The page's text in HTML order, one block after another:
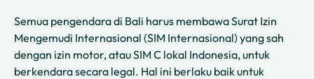
Semua pengendara di Bali harus membawa Surat Izin
Mengemudi Internasional (SIM Internasional) yang sah
dengan izin motor, atau SIM C lokal Indonesia, untuk
berkendara secara legal. Hal ini berlaku baik untuk